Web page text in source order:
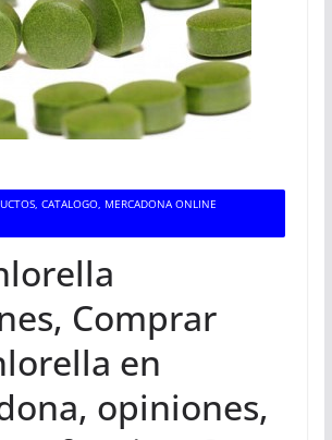
CATALOGO, MERCADONA ONLINE
Comprar
en
opiniones,